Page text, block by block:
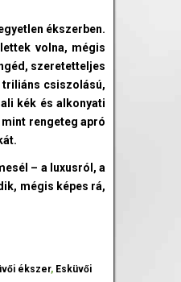
ékszerben.
volna, mégis
szeretetteljes
triliáns csiszolású,
kék és alkonyati
rengeteg apró
– a luxusról, a
mégis képes rá,
ékszer, Esküvői